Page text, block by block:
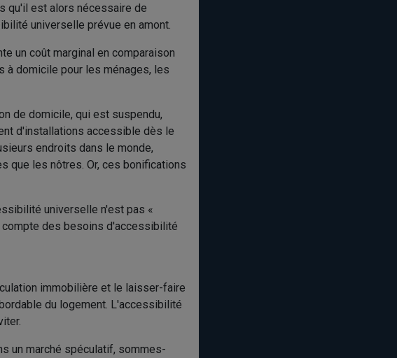
qu'il est alors nécessaire de
universelle prévue en amont.
un coût marginal en comparaison
à domicile pour les ménages, les
de domicile, qui est suspendu,
d'installations accessible dès le
endroits dans le monde,
que les nôtres. Or, ces bonifications
universelle n'est pas «
compte des besoins d'accessibilité
immobilière et le laisser-faire
du logement. L'accessibilité
un marché spéculatif, sommes-